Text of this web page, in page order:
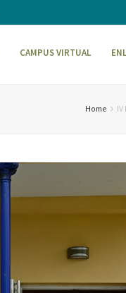
CAMPUS VIRTUAL
Home